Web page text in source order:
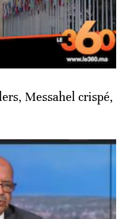
Messahel crispé,